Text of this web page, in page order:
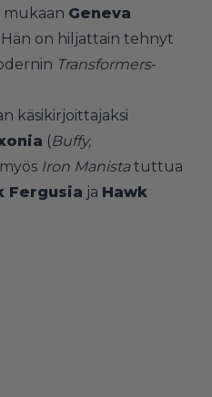
mukaan Geneva
Hän on hiljattain tehnyt
Transformers-
käsikirjoittajaksi
(Buffy,
Iron Manistatuttua
Fergusia ja Hawk